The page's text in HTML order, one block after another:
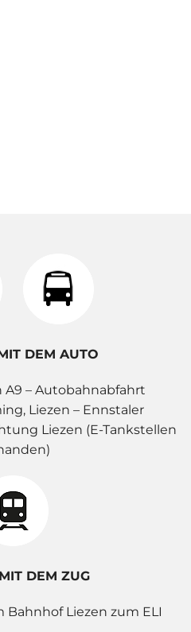
DEM AUTO
– Autobahnabfahrt
Liezen – Ennstaler
Liezen (E-Tankstellen
DEM ZUG
Bahnhof Liezen zum ELI